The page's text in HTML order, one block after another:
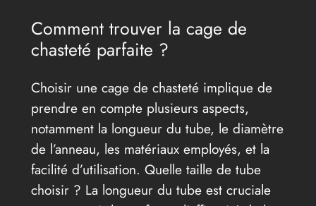
Comment trouver la cage de
chasteté parfaite ?
Choisir une cage de chasteté implique de
prendre en compte plusieurs aspects,
notamment la longueur du tube, le diamètre
de l’anneau, les matériaux employés, et la
facilité d’utilisation. Quelle taille de tube
choisir ? La longueur du tube est cruciale